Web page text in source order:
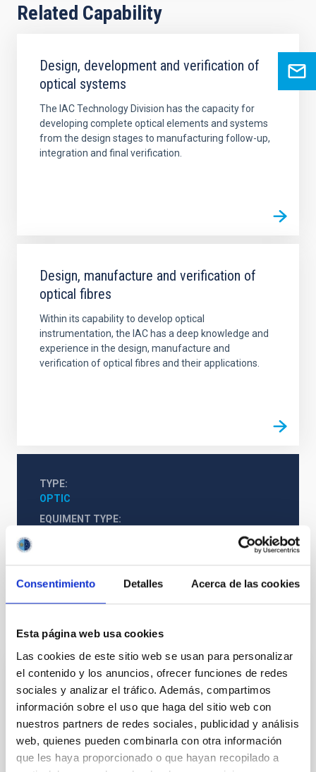
Consentimiento Detalles Acerca de las cookies
Esta página web usa cookies
Las cookies de este sitio web se usan para personalizar
el contenido y los anuncios, ofrecer funciones de redes
sociales y analizar el tráfico. Además, compartimos
información sobre el uso que haga del sitio web con
nuestros partners de redes sociales, publicidad y análisis
web, quienes pueden combinarla con otra información
que les haya proporcionado o que hayan recopilado a
Related Capability
Design, development and verification of
optical systems
The IAC Technology Division has the capacity for
developing complete optical elements and systems
from the design stages to manufacturing follow-up,
integration and final verification.
Design, manufacture and verification of
optical fibres
Within its capability to develop optical
instrumentation, the IAC has a deep knowledge and
experience in the design, manufacture and
verification of optical fibres and their applications.
TYPE
OPTIC
EQUIMENT TYPE
It may interest you
ATOS 5
El escáner 3D ATOS 5 es un digitador óptico de alta
resolución que proporciona rápidamente datos de
medición tridimensionales precisos. Este sistema
ofrece ventajas para medir superficies reflectantes y
objetos con hendiduras. Proyecta patrones de